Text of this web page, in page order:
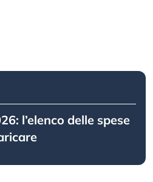
l’elenco delle spese